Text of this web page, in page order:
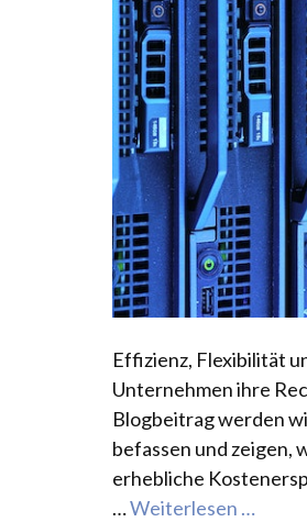
Effizienz, Flexibilität
Unternehmen ihre
Blogbeitrag werden
befassen und zeigen,
erhebliche
…Weiterlesen …